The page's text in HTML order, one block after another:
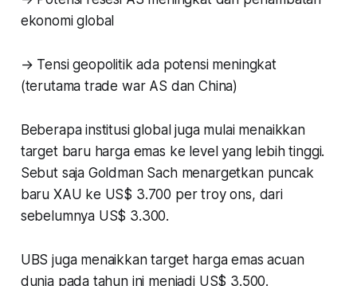
ekonomi global
→ Tensi geopolitik ada potensi meningkat
(terutama trade war AS dan China)
Beberapa institusi global juga mulai menaikkan
target baru harga emas ke level yang lebih tinggi.
Sebut saja Goldman Sach menargetkan puncak
baru XAU ke US$ 3.700 per troy ons, dari
sebelumnya US$ 3.300.
UBS juga menaikkan target harga emas acuan
dunia pada tahun ini menjadi US$ 3.500.